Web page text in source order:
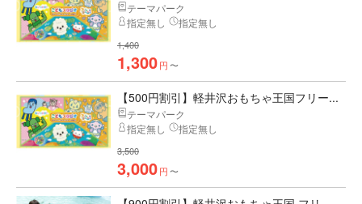
テーマパーク
指定無し
指定無し
1,400
1,300円 〜
【500円割引】軽井沢おもちゃ王国フリー...
テーマパーク
指定無し
指定無し
3,500
3,000円 〜